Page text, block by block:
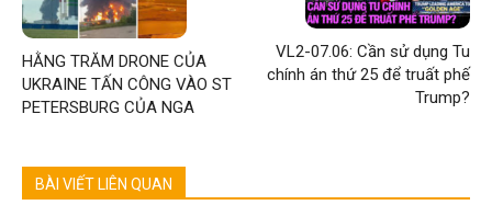
HẰNG TRĂM DRONE CỦA
UKRAINE TẤN CÔNG VÀO ST
PETERSBURG CỦA NGA
VL2-07.06: Cần sử dụng Tu
chính án thứ 25 để truất phế
Trump?
BÀI VIẾT LIÊN QUAN